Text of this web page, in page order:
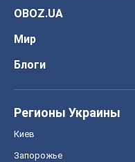
OBOZ.UA
Мир
Блоги
Регионы Украины
Киев
Запорожье